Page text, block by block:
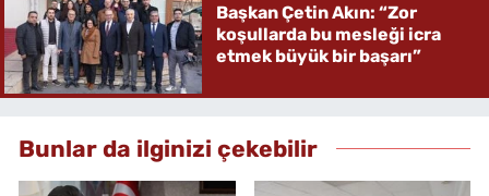
Başkan Çetin Akın: “Zor
koşullarda bu mesleği icra
etmek büyük bir başarı”
Bunlar da ilginizi çekebilir